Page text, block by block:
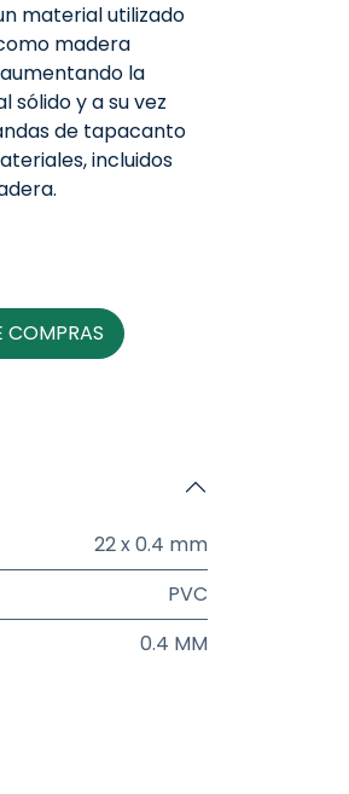
material utilizado
madera
la
sólido y a su vez
de tapacanto
incluidos
COMPRAS
22 x 0.4 mm
PVC
0.4 MM